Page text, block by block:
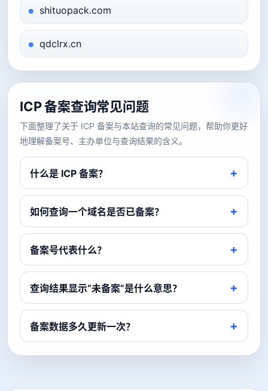
shituopack.com
qdclrx.cn
ICP 备案查询常见问题
下面整理了关于 ICP 备案与本站查询的常见问题，帮助你更好
地理解备案号、主办单位与查询结果的含义。
什么是 ICP 备案？
如何查询一个域名是否已备案？
备案号代表什么？
查询结果显示“未备案”是什么意思？
备案数据多久更新一次？